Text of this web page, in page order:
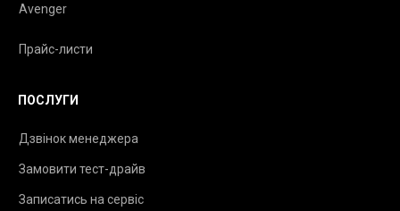
Avenger
Прайс-листи
ПОСЛУГИ
Дзвінок менеджера
Замовити тест-драйв
Записатись на сервіс